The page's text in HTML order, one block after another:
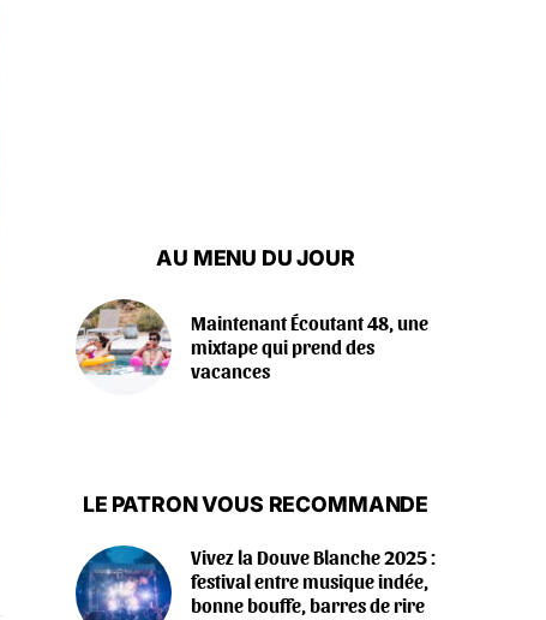
AU MENU DU JOUR
Maintenant Écoutant 48, une
mixtape qui prend des
vacances
LE PATRON VOUS RECOMMANDE
Vivez la Douve Blanche 2025 :
festival entre musique indée,
bonne bouffe, barres de rire